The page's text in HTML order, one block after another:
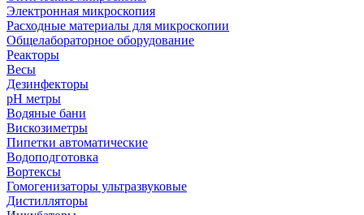
Электронная микроскопия
Расходные материалы для микроскопии
Общелабораторное оборудование
Реакторы
Весы
Дезинфекторы
рН метры
Водяные бани
Вискозиметры
Пипетки автоматические
Водоподготовка
Вортексы
Гомогенизаторы ультразвуковые
Дистилляторы